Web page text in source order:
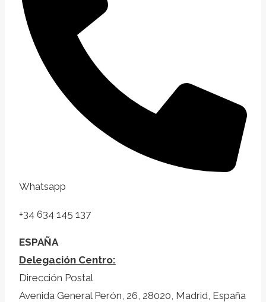
Whatsapp
+34 634 145 137
ESPAÑA
Delegación Centro:
Dirección Postal
Avenida General Perón, 26, 28020, Madrid, España